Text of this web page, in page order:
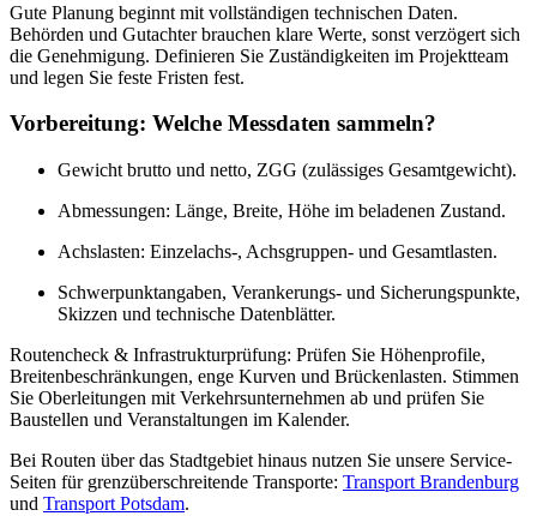
Gute Planung beginnt mit vollständigen technischen Daten.
Behörden und Gutachter brauchen klare Werte, sonst verzögert sich
die Genehmigung. Definieren Sie Zuständigkeiten im Projektteam
und legen Sie feste Fristen fest.
Vorbereitung: Welche Messdaten sammeln?
Gewicht brutto und netto, ZGG (zulässiges Gesamtgewicht).
Abmessungen: Länge, Breite, Höhe im beladenen Zustand.
Achslasten: Einzelachs-, Achsgruppen- und Gesamtlasten.
Schwerpunktangaben, Verankerungs- und Sicherungspunkte,
Skizzen und technische Datenblätter.
Routencheck & Infrastrukturprüfung: Prüfen Sie Höhenprofile,
Breitenbeschränkungen, enge Kurven und Brückenlasten. Stimmen
Sie Oberleitungen mit Verkehrsunternehmen ab und prüfen Sie
Baustellen und Veranstaltungen im Kalender.
Bei Routen über das Stadtgebiet hinaus nutzen Sie unsere Service-
Seiten für grenzüberschreitende Transporte: Transport Brandenburg
und Transport Potsdam.